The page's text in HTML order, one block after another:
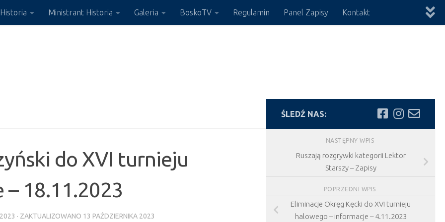
Ministrant Historia Galeria BoskoTV Regulamin Panel Zapisy Kontakt
do XVI turnieju
18.11.2023
· ZAKTUALIZOWANO 13 PAŹDZIERNIKA 2023
ŚLEDŹ NAS:
NASTĘPNY WPIS
Ruszają rozgrywki kategorii Lektor
Starszy – Zapisy
POPRZEDNI WPIS
Eliminacje Okręg Kęcki do XVI turnieju
halowego – informacje – 4.11.2023